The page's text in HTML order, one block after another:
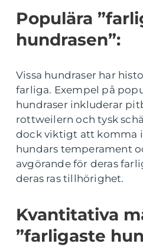
Populära
hundrasen”:
Vissa hundraser har
farliga. Exempel på
hundraser inkluderar
rottweilern och tysk
dock viktigt att komma
hundars temperament
avgörande för deras
deras ras tillhörighet.
Kvantitativa
”farligaste